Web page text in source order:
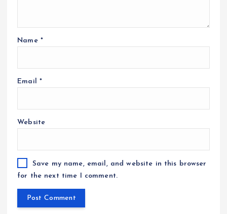
Name *
Email *
Website
Save my name, email, and website in this browser
for the next time I comment.